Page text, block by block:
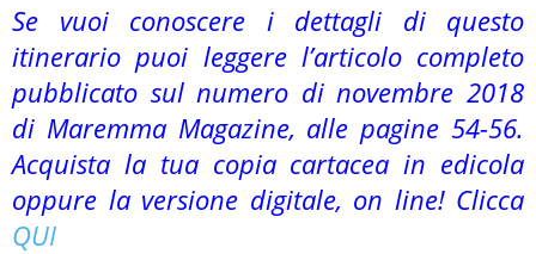
Se vuoi conoscere i dettagli di questo
itinerario puoi leggere l’articolo completo
pubblicato sul numero di novembre 2018
di Maremma Magazine, alle pagine 54-56.
Acquista la tua copia cartacea in edicola
oppure la versione digitale, on line! Clicca
QUI